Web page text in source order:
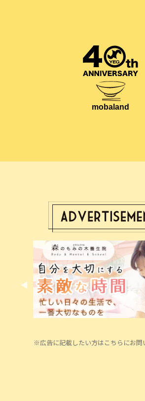
※広告に記載したい方はこちらにお問